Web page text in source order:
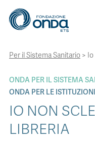
CHI SIAMO
CON CHI LAVORIAMO
STRUMENTI
Per il Sistema Sanitario >
ONDA PER IL SISTEMA
ONDA PER LE ISTITUZIONI
IO NON
LIBRERIA